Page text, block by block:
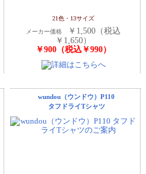
21色・13サイズ
メーカー価格
￥1,500（税込
￥1,650）
￥900（税込￥990）
wundou（ウンドウ）P110
タフドライTシャツ